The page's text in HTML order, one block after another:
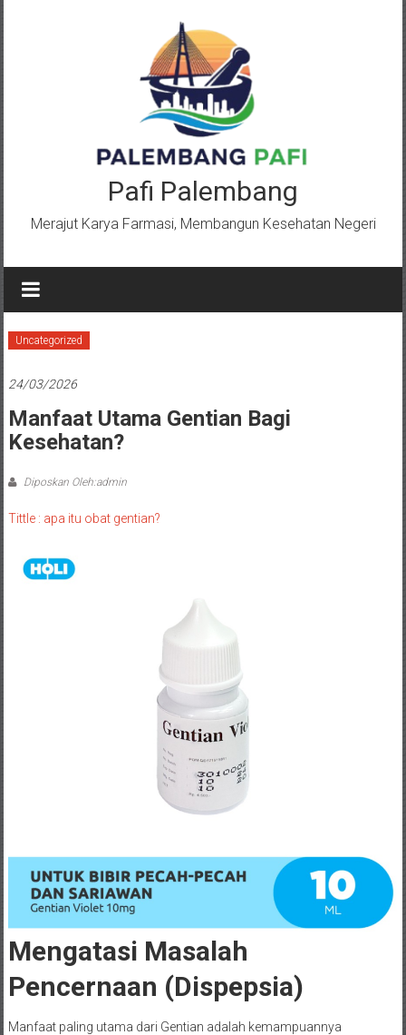
Pafi Palembang
Merajut Karya Farmasi, Membangun Kesehatan Negeri
Uncategorized
24/03/2026
Manfaat Utama Gentian Bagi
Kesehatan?
Diposkan Oleh:admin
Tittle : apa itu obat gentian?
Mengatasi Masalah
Pencernaan (Dispepsia)
Manfaat paling utama dari Gentian adalah kemampuannya